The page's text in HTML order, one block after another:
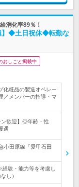
消化率89％！
】◆土日祝休◆転勤な
おしごと掲載中
化粧品の製造オペレー
／メンバーの指導・マ
ン歓迎】◎年齢・性
遇
小田原線「愛甲石田
験・能力等を考慮し
し）